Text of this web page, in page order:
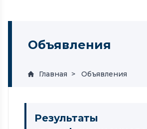
Объявления
Главная Объявления
Результаты